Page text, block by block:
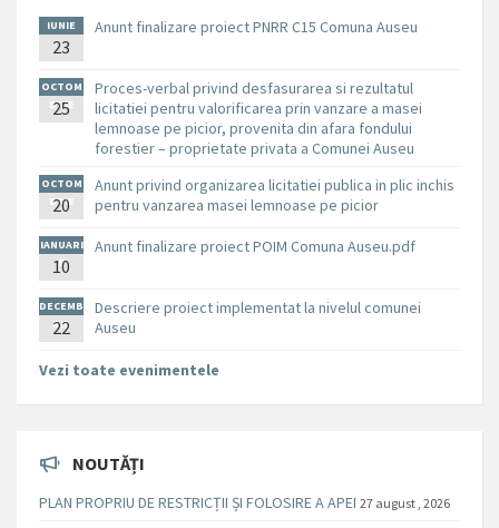
IUNIE
23
Anunt finalizare proiect PNRR C15 Comuna Auseu
OCTOM
BRIE
25
Proces-verbal privind desfasurarea si rezultatul
licitatiei pentru valorificarea prin vanzare a masei
lemnoase pe picior, provenita din afara fondului
forestier – proprietate privata a Comunei Auseu
OCTOM
BRIE
20
Anunt privind organizarea licitatiei publica in plic inchis
pentru vanzarea masei lemnoase pe picior
IANUARI
E
10
Anunt finalizare proiect POIM Comuna Auseu.pdf
DECEMB
RIE
22
Descriere proiect implementat la nivelul comunei
Auseu
Vezi toate evenimentele
NOUTĂȚI
PLAN PROPRIU DE RESTRICȚII ȘI FOLOSIRE A APEI 27 august , 2026